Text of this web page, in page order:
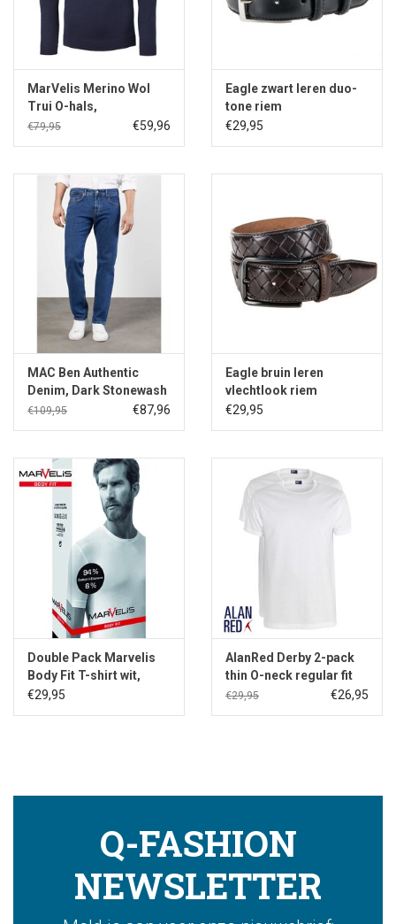
MarVelis Merino Wol
Trui O-hals,
donkerblauw
€79,95 €59,96
Eagle zwart leren duo-
tone riem
€29,95
MAC Ben Authentic
Denim, Dark Stonewash
€109,95 €87,96
Eagle bruin leren
vlechtlook riem
€29,95
Double Pack Marvelis
Body Fit T-shirt wit,
ronde hals
€29,95
AlanRed Derby 2-pack
thin O-neck regular fit
white
€29,95 €26,95
Q-FASHION
NEWSLETTER